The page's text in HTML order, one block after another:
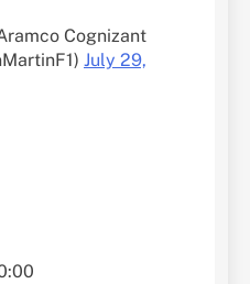
Cognizant
July 29,